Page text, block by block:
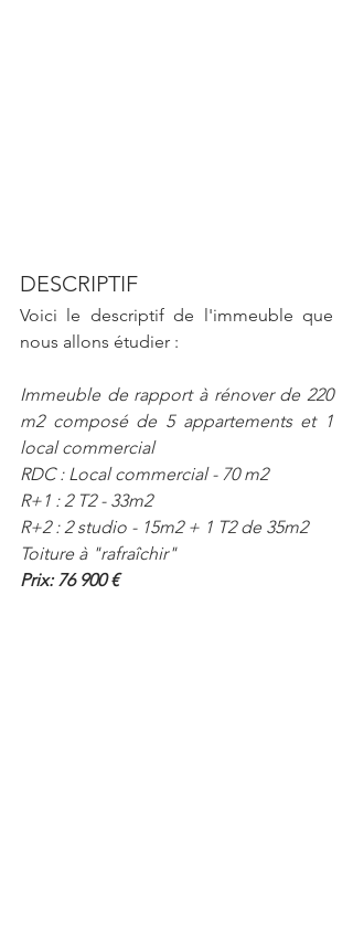
DESCRIPTIF
Voici le descriptif de l'immeuble que
nous allons étudier :
Immeuble de rapport à rénover de 220
m2 composé de 5 appartements et 1
local commercial
RDC : Local commercial - 70 m2
R+1 : 2 T2 - 33m2
R+2 : 2 studio - 15m2 + 1 T2 de 35m2
Toiture à "rafraîchir"
Prix: 76 900 €